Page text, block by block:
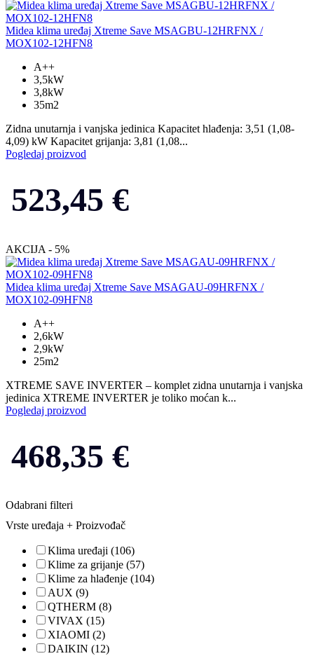
Midea klima uređaj Xtreme Save MSAGBU-12HRFNX /
MOX102-12HFN8
A++
3,5kW
3,8kW
35m2
Zidna unutarnja i vanjska jedinica Kapacitet hlađenja: 3,51 (1,08-
4,09) kW Kapacitet grijanja: 3,81 (1,08...
Pogledaj proizvod
523,45 €
AKCIJA - 5%
Midea klima uređaj Xtreme Save MSAGAU-09HRFNX /
MOX102-09HFN8
A++
2,6kW
2,9kW
25m2
XTREME SAVE INVERTER – komplet zidna unutarnja i vanjska
jedinica XTREME INVERTER je toliko moćan k...
Pogledaj proizvod
468,35 €
Odabrani filteri
Vrste uređaja + Proizvođač
Klima uređaji (106)
Klime za grijanje (57)
Klime za hlađenje (104)
AUX (9)
QTHERM (8)
VIVAX (15)
XIAOMI (2)
DAIKIN (12)